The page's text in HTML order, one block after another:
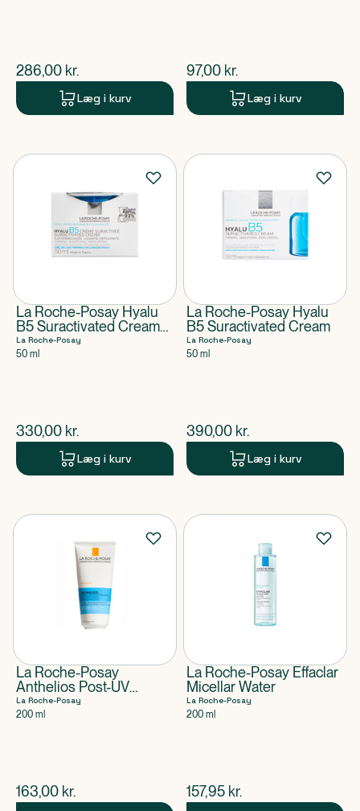
$nuværende pris
286,00 kr.
Læg i kurv
$nuværende pris
97,00 kr.
Læg i kurv
La Roche-Posay Hyalu
B5 Suractivated Cream
Refill
La Roche-Posay
50 ml
$nuværende pris
330,00 kr.
Læg i kurv
La Roche-Posay Hyalu
B5 Suractivated Cream
La Roche-Posay
50 ml
$nuværende pris
390,00 kr.
Læg i kurv
La Roche-Posay
Anthelios Post-UV
Exposure After Sun
Lotion
La Roche-Posay
200 ml
$nuværende pris
163,00 kr.
La Roche-Posay Effaclar
Micellar Water
La Roche-Posay
200 ml
$nuværende pris
157,95 kr.